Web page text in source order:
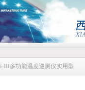
III多功能温度巡测仪实用型